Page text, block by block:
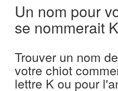
Un nom pour
se nommerait
Trouver un nom
votre chiot
lettre K ou pour